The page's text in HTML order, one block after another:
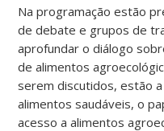
Na programação estão
de debate e grupos de
aprofundar o diálogo
de alimentos
serem discutidos, estão
alimentos saudáveis, o
acesso a alimentos